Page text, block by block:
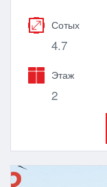
Сотых
4.7
Этаж
2